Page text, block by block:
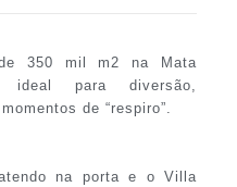
350 mil m2 na Mata
para diversão,
de “respiro”.
na porta e o Villa